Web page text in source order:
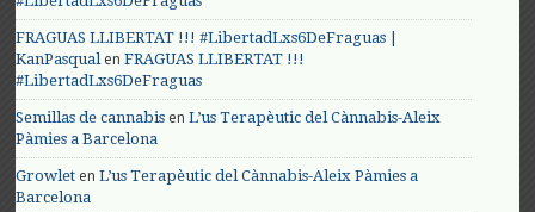
FRAGUAS LLIBERTAT !!! #LibertadLxs6DeFraguas |
KanPasqualenFRAGUAS LLIBERTAT !!!
#LibertadLxs6DeFraguas
Semillas de cannabis enL’us Terapèutic del Cànnabis-Aleix
Pàmies a Barcelona
Growlet enL’us Terapèutic del Cànnabis-Aleix Pàmies a
Barcelona